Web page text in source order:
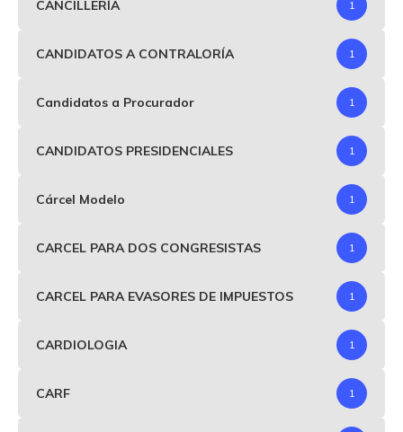
CANCILLERÍA 1
CANDIDATOS A CONTRALORÍA 1
Candidatos a Procurador 1
CANDIDATOS PRESIDENCIALES 1
Cárcel Modelo 1
CARCEL PARA DOS CONGRESISTAS 1
CARCEL PARA EVASORES DE IMPUESTOS 1
CARDIOLOGIA 1
CARF 1